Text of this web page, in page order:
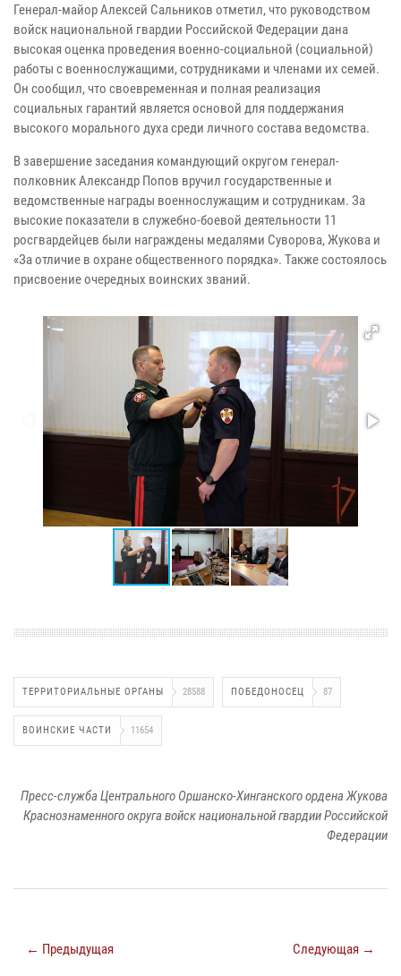
Генерал-майор Алексей Сальников отметил, что руководством
войск национальной гвардии Российской Федерации дана
высокая оценка проведения военно-социальной (социальной)
работы с военнослужащими, сотрудниками и членами их семей.
Он сообщил, что своевременная и полная реализация
социальных гарантий является основой для поддержания
высокого морального духа среди личного состава ведомства.
В завершение заседания командующий округом генерал-
полковник Александр Попов вручил государственные и
ведомственные награды военнослужащим и сотрудникам. За
высокие показатели в служебно-боевой деятельности 11
росгвардейцев были награждены медалями Суворова, Жукова и
«За отличие в охране общественного порядка». Также состоялось
присвоение очередных воинских званий.
ТЕРРИТОРИАЛЬНЫЕ ОРГАНЫ 28588 ПОБЕДОНОСЕЦ 87
ВОИНСКИЕ ЧАСТИ 11654
Пресс-служба Центрального Оршанско-Хинганского ордена Жукова
Краснознаменного округа войск национальной гвардии Российской
Федерации
← Предыдущая Следующая →